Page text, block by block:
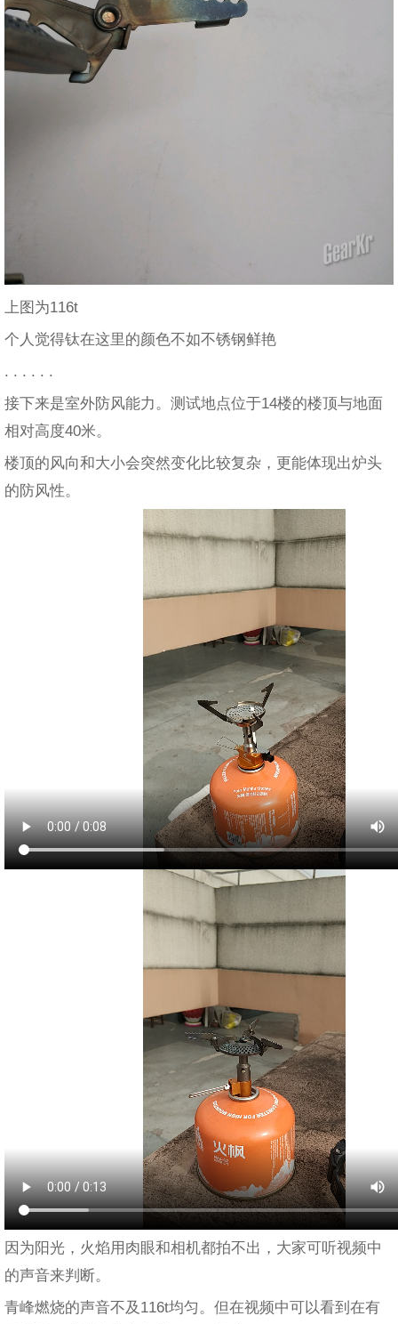
上图为116t
个人觉得钛在这里的颜色不如不锈钢鲜艳
. . . . . .
接下来是室外防风能力。测试地点位于14楼的楼顶与地面
相对高度40米。
楼顶的风向和大小会突然变化比较复杂，更能体现出炉头
的防风性。
因为阳光，火焰用肉眼和相机都拍不出，大家可听视频中
的声音来判断。
青峰燃烧的声音不及116t均匀。但在视频中可以看到在有